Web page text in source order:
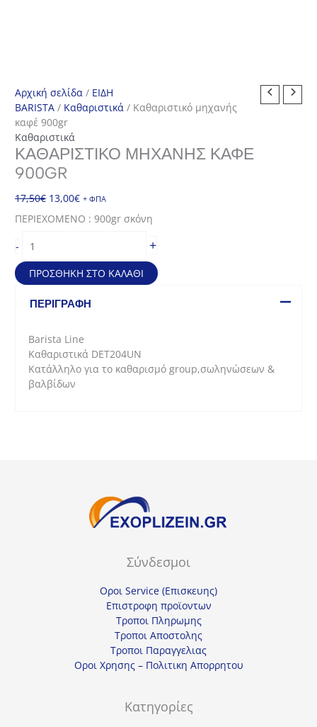
Αρχική σελίδα / ΕΙΔΗ
BARISTA / Καθαριστικά / Καθαριστικό μηχανής
καφέ 900gr
Καθαριστικά
ΚΑΘΑΡΙΣΤΙΚΌ ΜΗΧΑΝΉΣ ΚΑΦΈ
900GR
17,50€ Original
price
13,00€Η
τρέχουσα
+ ΦΠΑ
ΠΕΡΙΕΧΟΜΕΝΟ : 900gr σκόνη
-
μηχανής
καφέ
900gr
ποσότητα
+
ΠΡΟΣΘΉΚΗ ΣΤΟ ΚΑΛΆΘΙ
ΠΕΡΙΓΡΑΦΉ
Barista Line
Καθαριστικά DET204UN
Κατάλληλο για το καθαρισμό group,σωληνώσεων &
βαλβίδων
Σύνδεσμοι
Οροι Service (Επισκευης)
Επιστροφη προϊοντων
Τροποι Πληρωμης
Τροποι Αποστολης
Τροποι Παραγγελιας
Οροι Χρησης – Πολιτικη Απορρητου
Κατηγορίες